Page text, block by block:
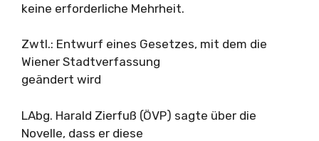
keine erforderliche Mehrheit.
Zwtl.: Entwurf eines Gesetzes, mit dem die
Wiener Stadtverfassung
geändert wird
LAbg. Harald Zierfuß (ÖVP) sagte über die
Novelle, dass er diese